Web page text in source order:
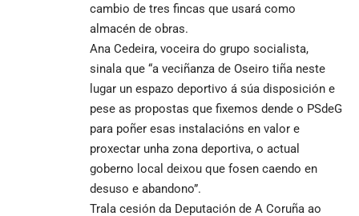
cambio de tres fincas que usará como
almacén de obras.
Ana Cedeira, voceira do grupo socialista,
sinala que “a veciñanza de Oseiro tiña neste
lugar un espazo deportivo á súa disposición e
pese as propostas que fixemos dende o PSdeG
para poñer esas instalacións en valor e
proxectar unha zona deportiva, o actual
goberno local deixou que fosen caendo en
desuso e abandono”.
Trala cesión da Deputación de A Coruña ao